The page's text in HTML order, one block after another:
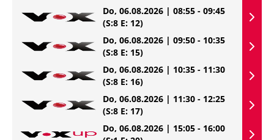
Do, 06.08.2026 | 08:55 - 09:45
(S:8 E: 12)
Do, 06.08.2026 | 09:50 - 10:35
(S:8 E: 15)
Do, 06.08.2026 | 10:35 - 11:30
(S:8 E: 16)
Do, 06.08.2026 | 11:30 - 12:25
(S:8 E: 17)
Do, 06.08.2026 | 15:05 - 16:00